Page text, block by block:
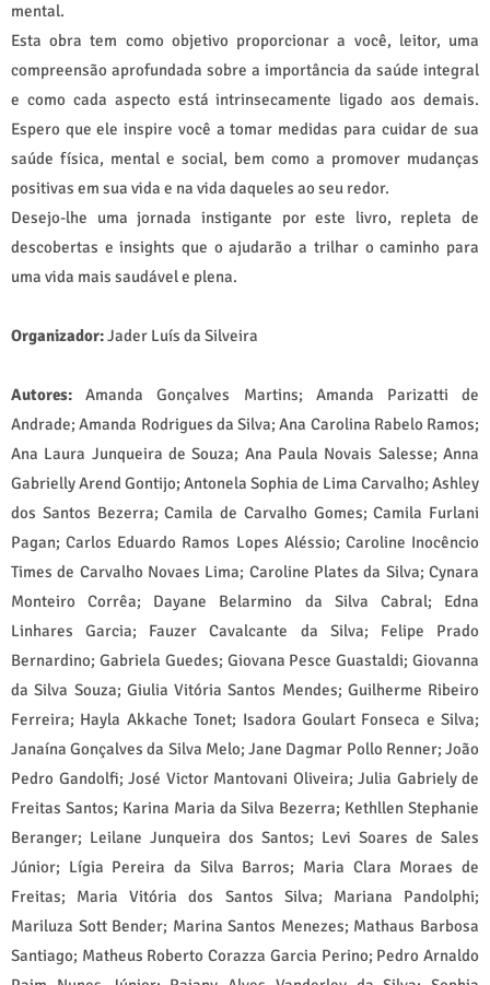
mental.
Esta obra tem como objetivo proporcionar a você, leitor, uma
compreensão aprofundada sobre a importância da saúde integral
e como cada aspecto está intrinsecamente ligado aos demais.
Espero que ele inspire você a tomar medidas para cuidar de sua
saúde física, mental e social, bem como a promover mudanças
positivas em sua vida e na vida daqueles ao seu redor.
Desejo-lhe uma jornada instigante por este livro, repleta de
descobertas e insights que o ajudarão a trilhar o caminho para
uma vida mais saudável e plena.
Organizador:Jader Luís da Silveira
Autores:Amanda Gonçalves Martins; Amanda Parizatti de
Andrade; Amanda Rodrigues da Silva; Ana Carolina Rabelo Ramos;
Ana Laura Junqueira de Souza; Ana Paula Novais Salesse; Anna
Gabrielly Arend Gontijo; Antonela Sophia de Lima Carvalho; Ashley
dos Santos Bezerra; Camila de Carvalho Gomes; Camila Furlani
Pagan; Carlos Eduardo Ramos Lopes Aléssio; Caroline Inocêncio
Times de Carvalho Novaes Lima; Caroline Plates da Silva; Cynara
Monteiro Corrêa; Dayane Belarmino da Silva Cabral; Edna
Linhares Garcia; Fauzer Cavalcante da Silva; Felipe Prado
Bernardino; Gabriela Guedes; Giovana Pesce Guastaldi; Giovanna
da Silva Souza; Giulia Vitória Santos Mendes; Guilherme Ribeiro
Ferreira; Hayla Akkache Tonet; Isadora Goulart Fonseca e Silva;
Janaína Gonçalves da Silva Melo; Jane Dagmar Pollo Renner; João
Pedro Gandolfi; José Victor Mantovani Oliveira; Julia Gabriely de
Freitas Santos; Karina Maria da Silva Bezerra; Kethllen Stephanie
Beranger; Leilane Junqueira dos Santos; Levi Soares de Sales
Júnior; Lígia Pereira da Silva Barros; Maria Clara Moraes de
Freitas; Maria Vitória dos Santos Silva; Mariana Pandolphi;
Mariluza Sott Bender; Marina Santos Menezes; Mathaus Barbosa
Santiago; Matheus Roberto Corazza Garcia Perino; Pedro Arnaldo